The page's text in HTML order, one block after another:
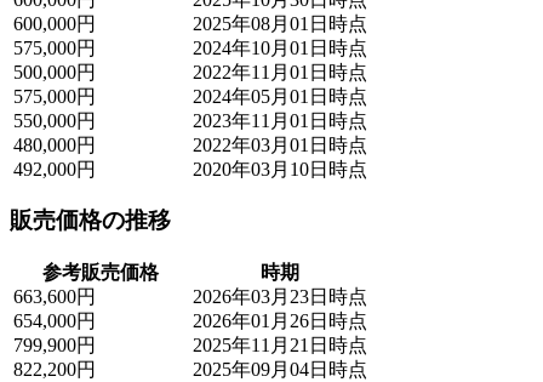
600,000円
2025年08月01日時点
575,000円
2024年10月01日時点
500,000円
2022年11月01日時点
575,000円
2024年05月01日時点
550,000円
2023年11月01日時点
480,000円
2022年03月01日時点
492,000円
2020年03月10日時点
販売価格の推移
参考販売価格
時期
663,600円
2026年03月23日時点
654,000円
2026年01月26日時点
799,900円
2025年11月21日時点
822,200円
2025年09月04日時点